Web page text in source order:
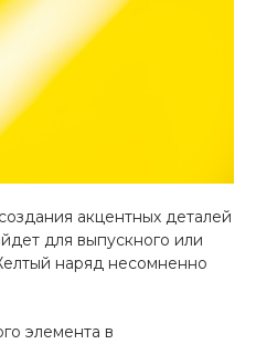
акцентных деталей
для выпускного или
наряд несомненно
элемента в